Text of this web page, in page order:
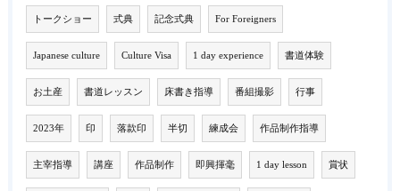
トークショー 式典 記念式典 For Foreigners
Japanese culture Culture Visa 1 day experience 書道体験
お土産 書道レッスン 床書き指導 番組撮影 行事
2023年 印 落款印 半切 練成会 作品制作指導
主宰指導 講座 作品制作 即興揮毫 1 day lesson 賞状